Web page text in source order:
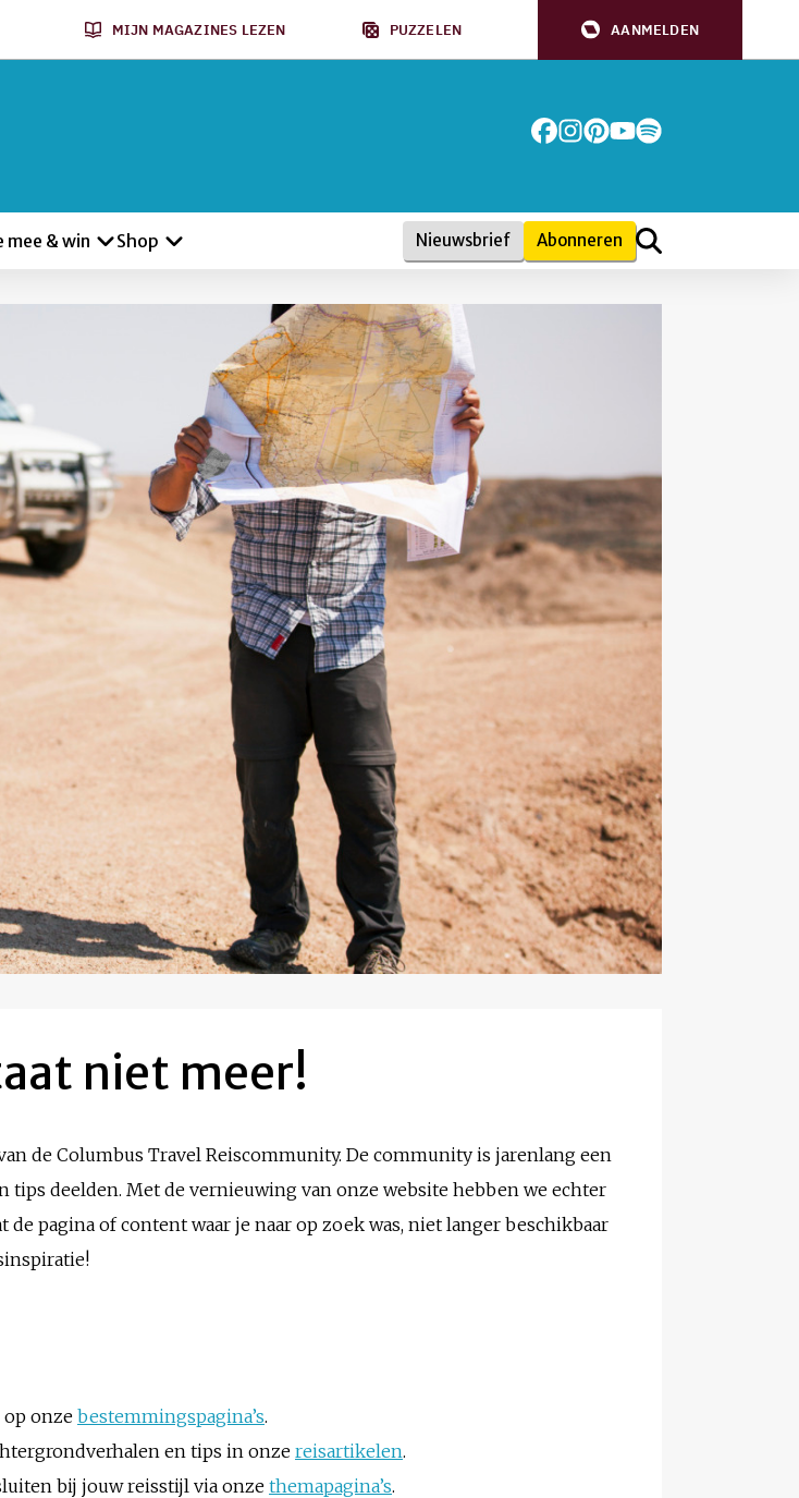
MIJN MAGAZINES LEZEN PUZZELEN AANMELDEN
mee & win Shop Nieuwsbrief Abonneren
niet meer!
de Columbus Travel Reiscommunity. De community is jarenlang een
tips deelden. Met de vernieuwing van onze website hebben we echter
pagina of content waar je naar op zoek was, niet langer beschikbaar
onze bestemmingspagina’s.
en tips in onzereisartikelen.
bij jouw reisstijl via onze themapagina’s.